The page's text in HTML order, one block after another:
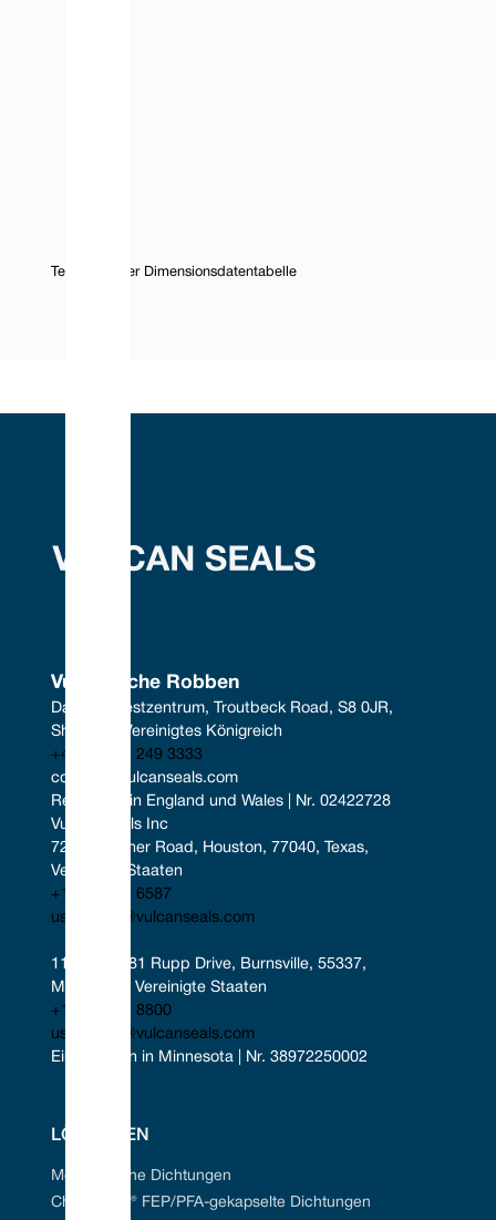
Text unter der Dimensionsdatentabelle
Vulkanische Robben
Das Südwestzentrum, Troutbeck Road, S8 0JR,
Sheffield, Vereinigtes Königreich
+44 (0) 114 249 3333
contact@vulcanseals.com
Registriert in England und Wales | Nr. 02422728
Vulcan Seals Inc
7221 Gessner Road, Houston, 77040, Texas,
Vereinigte Staaten
+1 346 856 6587
uscontact@vulcanseals.com
11401-11481 Rupp Drive, Burnsville, 55337,
Minnesota, Vereinigte Staaten
+1 952 955 8800
uscontact@vulcanseals.com
Eingetragen in Minnesota | Nr. 38972250002
LÖSUNGEN
Mechanische Dichtungen
Chem-Ring® FEP/PFA-gekapselte Dichtungen